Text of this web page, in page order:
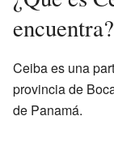
encuentra?
Ceiba es una
provincia de
de Panamá.